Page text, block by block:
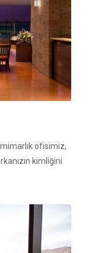
ofisimiz,
kimliğini